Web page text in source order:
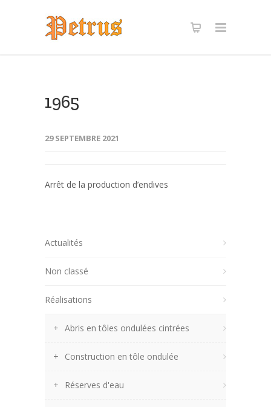
1965
29 SEPTEMBRE 2021
Arrêt de la production d’endives
Actualités
Non classé
Réalisations
Abris en tôles ondulées cintrées
Construction en tôle ondulée
Réserves d'eau